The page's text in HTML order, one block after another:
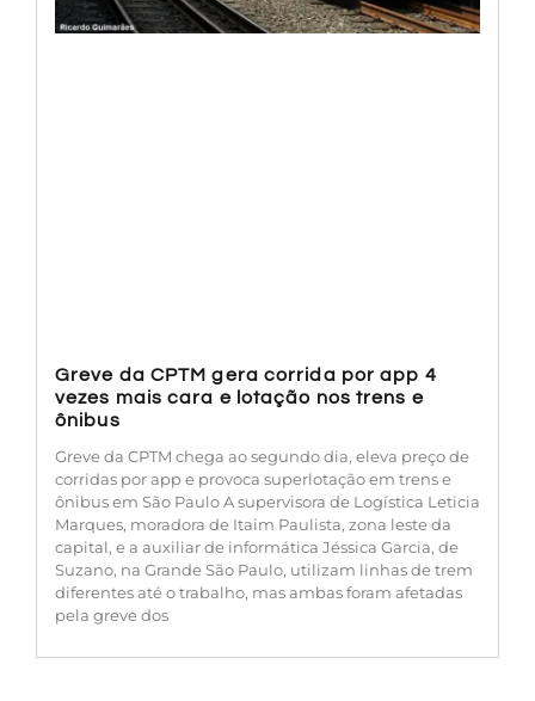
Greve da CPTM gera corrida por app 4
vezes mais cara e lotação nos trens e
ônibus
Greve da CPTM chega ao segundo dia, eleva preço de
corridas por app e provoca superlotação em trens e
ônibus em São Paulo A supervisora de Logística Leticia
Marques, moradora de Itaim Paulista, zona leste da
capital, e a auxiliar de informática Jéssica Garcia, de
Suzano, na Grande São Paulo, utilizam linhas de trem
diferentes até o trabalho, mas ambas foram afetadas
pela greve dos